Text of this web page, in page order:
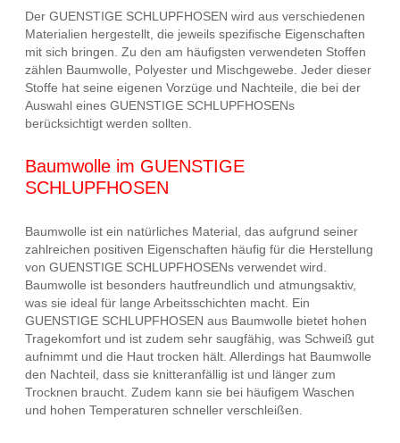
Der GUENSTIGE SCHLUPFHOSEN wird aus verschiedenen
Materialien hergestellt, die jeweils spezifische Eigenschaften
mit sich bringen. Zu den am häufigsten verwendeten Stoffen
zählen Baumwolle, Polyester und Mischgewebe. Jeder dieser
Stoffe hat seine eigenen Vorzüge und Nachteile, die bei der
Auswahl eines GUENSTIGE SCHLUPFHOSENs
berücksichtigt werden sollten.
Baumwolle im GUENSTIGE
SCHLUPFHOSEN
Baumwolle ist ein natürliches Material, das aufgrund seiner
zahlreichen positiven Eigenschaften häufig für die Herstellung
von GUENSTIGE SCHLUPFHOSENs verwendet wird.
Baumwolle ist besonders hautfreundlich und atmungsaktiv,
was sie ideal für lange Arbeitsschichten macht. Ein
GUENSTIGE SCHLUPFHOSEN aus Baumwolle bietet hohen
Tragekomfort und ist zudem sehr saugfähig, was Schweiß gut
aufnimmt und die Haut trocken hält. Allerdings hat Baumwolle
den Nachteil, dass sie knitteranfällig ist und länger zum
Trocknen braucht. Zudem kann sie bei häufigem Waschen
und hohen Temperaturen schneller verschleißen.